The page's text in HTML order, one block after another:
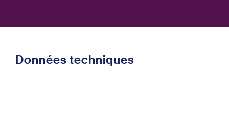
Données techniques